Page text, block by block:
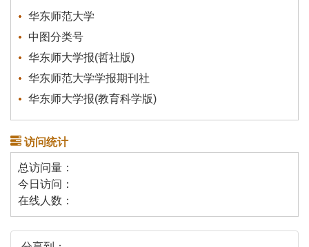
华东师范大学
中图分类号
华东师大学报(哲社版)
华东师范大学学报期刊社
华东师大学报(教育科学版)
访问统计
总访问量：
今日访问：
在线人数：